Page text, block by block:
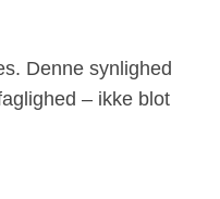
Denne synlighed
– ikke blot